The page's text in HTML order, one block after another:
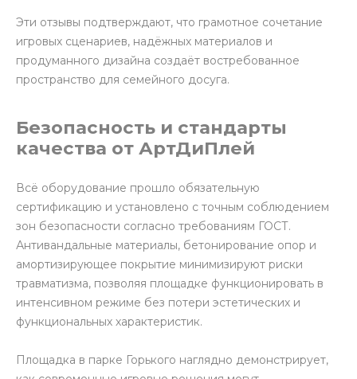
Эти отзывы подтверждают, что грамотное сочетание
игровых сценариев, надёжных материалов и
продуманного дизайна создаёт востребованное
пространство для семейного досуга.
Безопасность и стандарты
качества от АртДиПлей
Всё оборудование прошло обязательную
сертификацию и установлено с точным соблюдением
зон безопасности согласно требованиям ГОСТ.
Антивандальные материалы, бетонирование опор и
амортизирующее покрытие минимизируют риски
травматизма, позволяя площадке функционировать в
интенсивном режиме без потери эстетических и
функциональных характеристик.
Площадка в парке Горького наглядно демонстрирует,